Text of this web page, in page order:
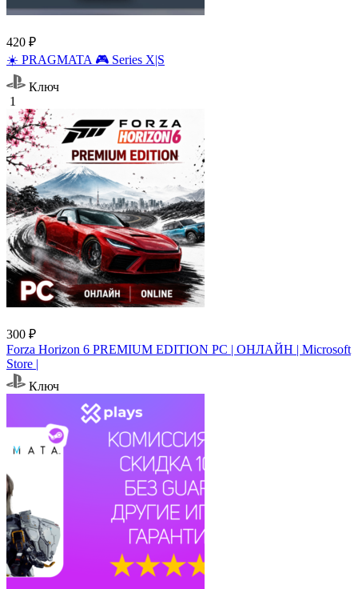
420 ₽
☀️ PRAGMATA 🎮 Series X|S
Ключ
1
300 ₽
Forza Horizon 6 PREMIUM EDITION PC | ОНЛАЙН | Microsoft
Store |
Ключ